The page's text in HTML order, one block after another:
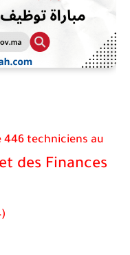
techniciens au
des Finances
(MEF 2024)